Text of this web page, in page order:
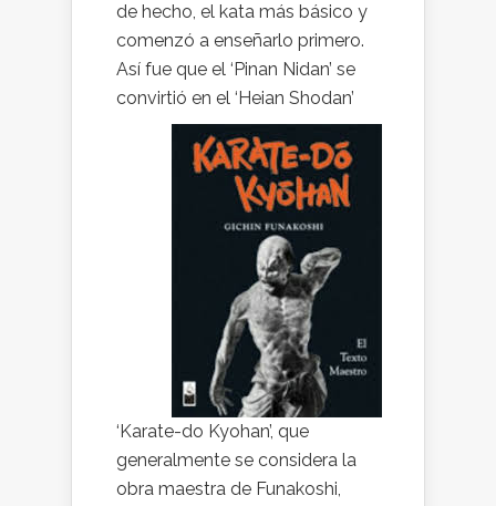
de hecho, el kata más básico y
comenzó a enseñarlo primero.
Así fue que el ‘Pinan Nidan’ se
convirtió en el ‘Heian Shodan’
‘Karate-do Kyohan’, que
generalmente se considera la
obra maestra de Funakoshi,